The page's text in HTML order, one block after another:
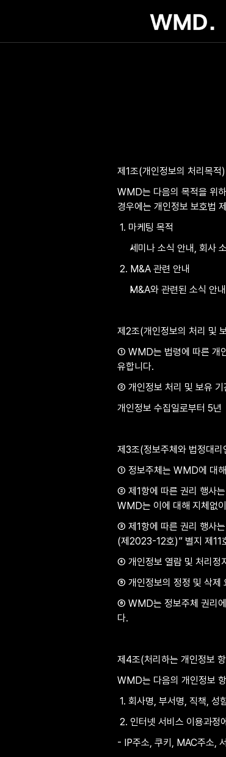
제1조(개인정보의 처리목적)
WMD는 다음의 목적을 위
경우에는 개인정보 보호법
1. 마케팅 목적
세미나 소식 안내, 회사
2. M&A 관련 안내
M&A와 관련된 소식 안내
제2조(개인정보의 처리 및
① WMD는 법령에 따른 개인
유합니다.
② 개인정보 처리 및 보유 기
개인정보 수집일로부터 5년
제3조(정보주체와 법정대리
① 정보주체는 WMD에 대해
② 제1항에 따른 권리 행사
WMD는 이에 대해 지체없
③ 제1항에 따른 권리 행사
(제2023-12호)” 별지 제11
④ 개인정보 열람 및 처리정
⑤ 개인정보의 정정 및 삭제
⑥ WMD는 정보주체 권리에
다.
제4조(처리하는 개인정보
WMD는 다음의 개인정보
1. 회사명, 부서명, 직책, 성
2. 인터넷 서비스 이용과정
- IP주소, 쿠키, MAC주소,